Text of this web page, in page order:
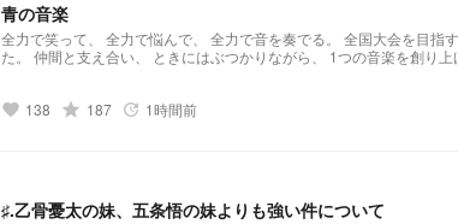
青の音楽
全力で笑って、 全力で悩んで、 全力で音を奏でる。 全国大会を目指す 吹奏楽部で過ごす1年は、 毎日が本気の連続だっ
た。 仲間と支え合い、 ときにはぶつかりながら、 1つの音楽を創り上げていく。 憧れは努力へ、 努力は自信へ。 そして
不定期コメント返信
favorite 138 grade 187 update 1時間前
♯.乙骨憂太の妹、五条悟の妹よりも強い件について